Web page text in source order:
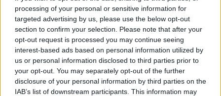
processing of your personal or sensitive information for
targeted advertising by us, please use the below opt-out
section to confirm your selection. Please note that after your
opt-out request is processed you may continue seeing
interest-based ads based on personal information utilized by
us or personal information disclosed to third parties prior to
your opt-out. You may separately opt-out of the further
disclosure of your personal information by third parties on the
IAB’s list of downstream participants. This information may
Όροι Χρήσης. Το site προστατεύεται από reCAPTCHA, ισχύουν
Πολιτική Απορρήτου&Όροι Χρήσης της Google.
Κόσμος
ΙΤΑΛΙΑ
ΜΙΛΑΝΟ
ΣΑΟΥΔΙΚΗ ΑΡΑΒΙΑ
ΣΚΑΛΑ ΤΟΥ ΜΙΛΑΝΟΥ
Share: